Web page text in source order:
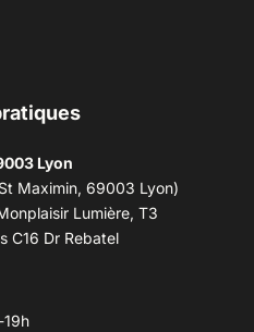
Lyon
Maximin, 69003 Lyon)
Lumière, T3
C16 Dr Rebatel